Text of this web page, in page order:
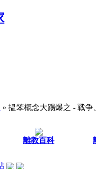
» 揾笨概念大踢爆之 - 戰
離教百科